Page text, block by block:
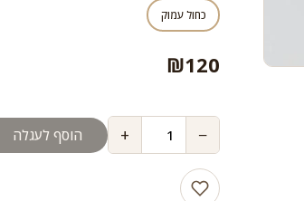
כחול עמוק
₪120
−
+ הוסף לעגלה